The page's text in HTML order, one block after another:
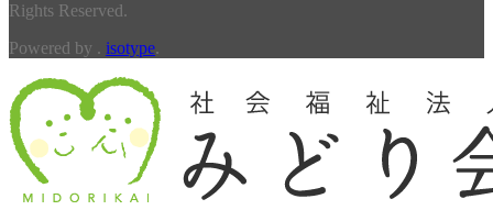
Rights Reserved.
Powered by . isotype.